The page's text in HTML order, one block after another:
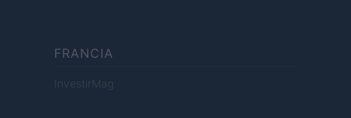
FRANCIA
InvestirMag